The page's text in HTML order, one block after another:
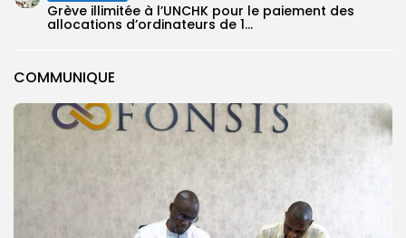
COMMUNIQUE
Grève illimitée à l’UNCHK pour le paiement des
allocations d’ordinateurs de 1...